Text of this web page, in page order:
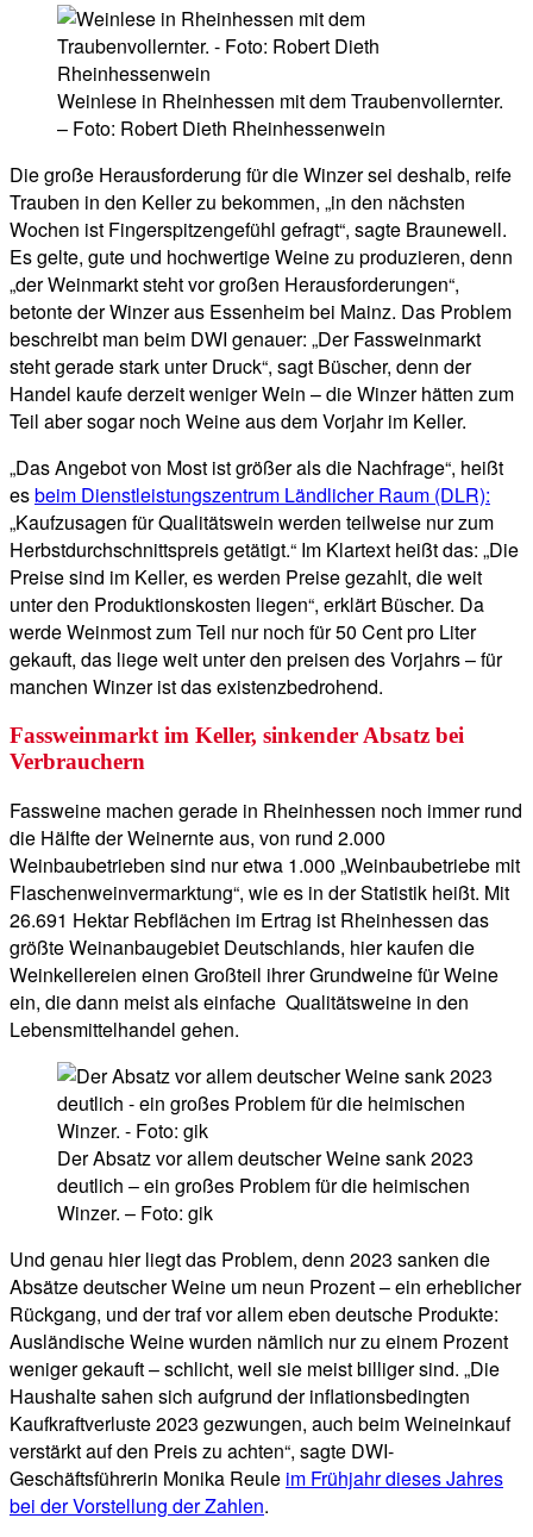
Weinlese in Rheinhessen mit dem Traubenvollernter.
– Foto: Robert Dieth Rheinhessenwein
Die große Herausforderung für die Winzer sei deshalb, reife
Trauben in den Keller zu bekommen, „in den nächsten
Wochen ist Fingerspitzengefühl gefragt“, sagte Braunewell.
Es gelte, gute und hochwertige Weine zu produzieren, denn
„der Weinmarkt steht vor großen Herausforderungen“,
betonte der Winzer aus Essenheim bei Mainz. Das Problem
beschreibt man beim DWI genauer: „Der Fassweinmarkt
steht gerade stark unter Druck“, sagt Büscher, denn der
Handel kaufe derzeit weniger Wein – die Winzer hätten zum
Teil aber sogar noch Weine aus dem Vorjahr im Keller.
„Das Angebot von Most ist größer als die Nachfrage“, heißt
esbeim Dienstleistungszentrum Ländlicher Raum (DLR):
„Kaufzusagen für Qualitätswein werden teilweise nur zum
Herbstdurchschnittspreis getätigt.“ Im Klartext heißt das: „Die
Preise sind im Keller, es werden Preise gezahlt, die weit
unter den Produktionskosten liegen“, erklärt Büscher. Da
werde Weinmost zum Teil nur noch für 50 Cent pro Liter
gekauft, das liege weit unter den preisen des Vorjahrs – für
manchen Winzer ist das existenzbedrohend.
Fassweinmarkt im Keller, sinkender Absatz bei
Verbrauchern
Fassweine machen gerade in Rheinhessen noch immer rund
die Hälfte der Weinernte aus, von rund 2.000
Weinbaubetrieben sind nur etwa 1.000 „Weinbaubetriebe mit
Flaschenweinvermarktung“, wie es in der Statistik heißt. Mit
26.691 Hektar Rebflächen im Ertrag ist Rheinhessen das
größte Weinanbaugebiet Deutschlands, hier kaufen die
Weinkellereien einen Großteil ihrer Grundweine für Weine
ein, die dann meist als einfache Qualitätsweine in den
Lebensmittelhandel gehen.
Der Absatz vor allem deutscher Weine sank 2023
deutlich – ein großes Problem für die heimischen
Winzer. – Foto: gik
Und genau hier liegt das Problem, denn 2023 sanken die
Absätze deutscher Weine um neun Prozent – ein erheblicher
Rückgang, und der traf vor allem eben deutsche Produkte:
Ausländische Weine wurden nämlich nur zu einem Prozent
weniger gekauft – schlicht, weil sie meist billiger sind. „Die
Haushalte sahen sich aufgrund der inflationsbedingten
Kaufkraftverluste 2023 gezwungen, auch beim Weineinkauf
verstärkt auf den Preis zu achten“, sagte DWI-
Geschäftsführerin Monika Reule im Frühjahr dieses Jahres
bei der Vorstellung der Zahlen.